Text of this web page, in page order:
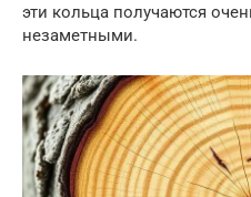
эти кольца получаются
незаметными.